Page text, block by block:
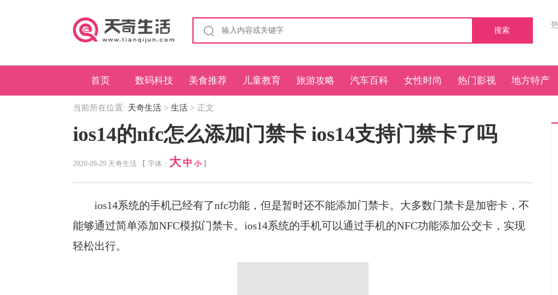
搜索
首页 数码科技 美食推荐 儿童教育 旅游攻略 汽车百科 女性时尚 热门影视 地方特产
当前所在位置: 天奇生活 > 生活 > 正文
ios14的nfc怎么添加门禁卡 ios14支持门禁卡了吗
2020-09-29 天奇生活 【 字体： 大 中 小】
ios14系统的手机已经有了nfc功能，但是暂时还不能添加门禁卡。大多数门禁卡是加密卡，不
能够通过简单添加NFC模拟门禁卡。ios14系统的手机可以通过手机的NFC功能添加公交卡，实现
轻松出行。